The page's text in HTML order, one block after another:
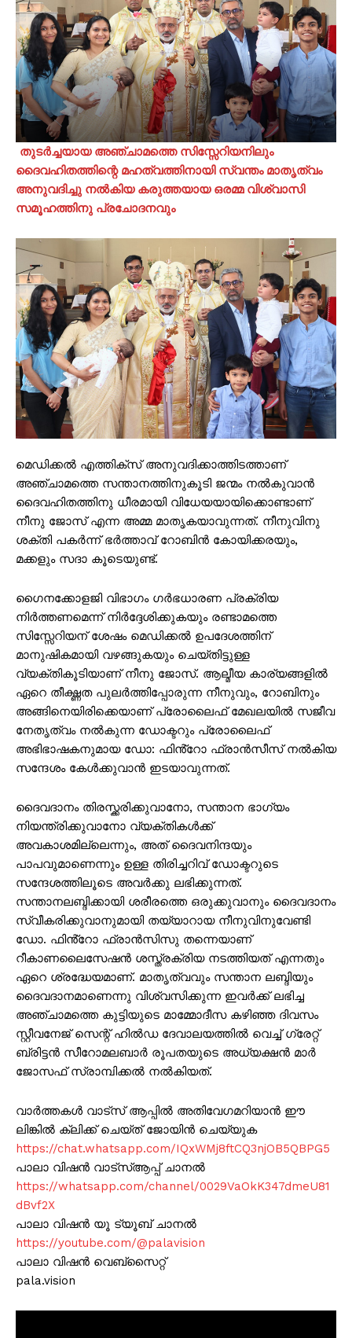
തുടർച്ചയായ അഞ്ചാമത്തെ സിസ്സേറിയനിലും
ദൈവഹിതത്തിന്റെ മഹത്വത്തിനായി സ്വന്തം മാതൃത്വം
അനുവദിച്ചു നൽകിയ കരുത്തയായ ഒരമ്മ വിശ്വാസി
സമൂഹത്തിനു പ്രചോദനവും
മെഡിക്കൽ എത്തിക്സ് അനുവദിക്കാത്തിടത്താണ്
അഞ്ചാമത്തെ സന്താനത്തിനുകൂടി ജന്മം നൽകുവാൻ
ദൈവഹിതത്തിനു ധീരമായി വിധേയയായിക്കൊണ്ടാണ്
നീനു ജോസ് എന്ന അമ്മ മാതൃകയാവുന്നത്. നീനുവിനു
ശക്തി പകർന്ന് ഭർത്താവ് റോബിൻ കോയിക്കരയും,
മക്കളും സദാ കൂടെയുണ്ട്.
ഗൈനക്കോളജി വിഭാഗം ഗർഭധാരണ പ്രക്രിയ
നിർത്തണമെന്ന് നിർദ്ദേശിക്കുകയും രണ്ടാമത്തെ
സിസ്സേറിയന് ശേഷം മെഡിക്കൽ ഉപദേശത്തിന്
മാനുഷികമായി വഴങ്ങുകയും ചെയ്തിട്ടുള്ള
വ്യക്തികൂടിയാണ് നീനു ജോസ്. ആല്മീയ കാര്യങ്ങളിൽ
ഏറെ തീക്ഷ്ണത പുലർത്തിപ്പോരുന്ന നീനുവും, റോബിനും
അങ്ങിനെയിരിക്കെയാണ് പ്രോലൈഫ് മേഖലയിൽ സജീവ
നേതൃത്വം നൽകുന്ന ഡോക്ടറും പ്രോലൈഫ്
അഭിഭാഷകനുമായ ഡോ: ഫിൻ്റോ ഫ്രാൻസീസ് നൽകിയ
സന്ദേശം കേൾക്കുവാൻ ഇടയാവുന്നത്.
ദൈവദാനം തിരസ്ക്കരിക്കുവാനോ, സന്താന ഭാഗ്യം
നിയന്ത്രിക്കുവാനോ വ്യക്തികൾക്ക്
അവകാശമില്ലെന്നും, അത് ദൈവനിന്ദയും
പാപവുമാണെന്നും ഉള്ള തിരിച്ചറിവ് ഡോക്ടറുടെ
സന്ദേശത്തിലൂടെ അവർക്കു ലഭിക്കുന്നത്.
സന്താനലബ്ദിക്കായി ശരീരത്തെ ഒരുക്കുവാനും ദൈവദാനം
സ്വീകരിക്കുവാനുമായി തയ്യാറായ നീനുവിനുവേണ്ടി
ഡോ. ഫിൻ്റോ ഫ്രാൻസിസു തന്നെയാണ്
റീകാണലൈസേഷൻ ശസ്ത്രക്രിയ നടത്തിയത് എന്നതും
ഏറെ ശ്രദ്ധേയമാണ്. മാതൃത്വവും സന്താന ലബ്ദിയും
ദൈവദാനമാണെന്നു വിശ്വസിക്കുന്ന ഇവർക്ക് ലഭിച്ച
അഞ്ചാമത്തെ കുട്ടിയുടെ മാമ്മോദീസ കഴിഞ്ഞ ദിവസം
സ്റ്റീവനേജ് സെന്റ് ഹിൽഡ ദേവാലയത്തിൽ വെച്ച് ഗ്രേറ്റ്
ബ്രിട്ടൻ സീറോമലബാർ രൂപതയുടെ അധ്യക്ഷൻ മാർ
ജോസഫ് സ്രാമ്പിക്കൽ നൽകിയത്.
വാർത്തകൾ വാട്സ് ആപ്പിൽ അതിവേഗമറിയാൻ ഈ
ലിങ്കിൽ ക്ലിക്ക് ചെയ്ത് ജോയിൻ ചെയ്യുക
https://chat.whatsapp.com/IQxWMj8ftCQ3njOB5QBPG5
പാലാ വിഷൻ വാട്സ്ആപ്പ് ചാനൽ
https://whatsapp.com/channel/0029VaOkK347dmeU81
dBvf2X
പാലാ വിഷൻ യൂ ട്യൂബ് ചാനൽ
https://youtube.com/@palavision
പാലാ വിഷൻ വെബ്സൈറ്റ്
pala.vision